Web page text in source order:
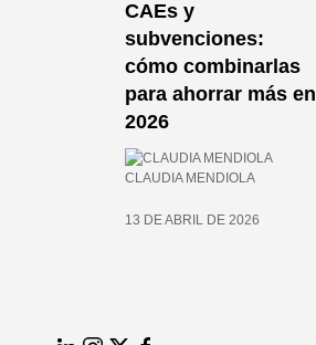
CAEs y
subvenciones:
cómo combinarlas
para ahorrar más en
2026
CLAUDIA MENDIOLA
13 DE ABRIL DE 2026
LinkedInInstagram
TwitterFacebook